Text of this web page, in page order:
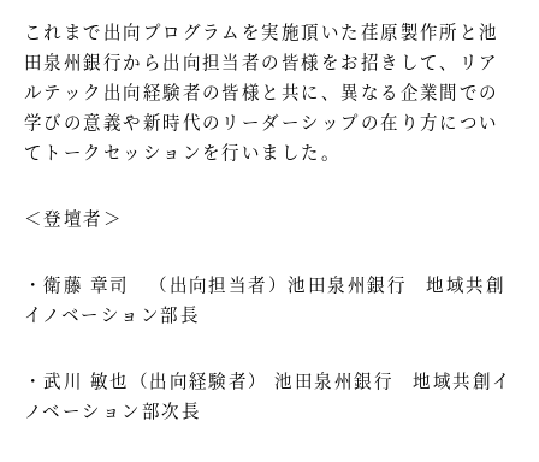
これまで出向プログラムを実施頂いた荏原製作所と池
田泉州銀行から出向担当者の皆様をお招きして、リア
ルテック出向経験者の皆様と共に、異なる企業間での
学びの意義や新時代のリーダーシップの在り方につい
てトークセッションを行いました。
＜登壇者＞
・​​衛藤 章司 （出向担当者）池田泉州銀行 地域共創
イノベーション部長
・武川 敏也（出向経験者） 池田泉州銀行 地域共創イ
ノベーション部次長